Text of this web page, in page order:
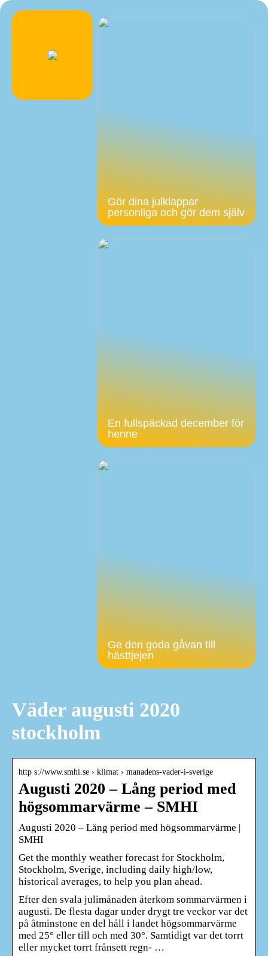
Gör dina julklappar
personliga och gör dem själv
En fullspäckad december för
henne
Ge den goda gåvan till
hästtjejen
Väder augusti 2020
stockholm
http s://www.smhi.se › klimat › manadens-vader-i-sverige
Augusti 2020 – Lång period med
högsommarvärme – SMHI
Augusti 2020 – Lång period med högsommarvärme |
SMHI
Get the monthly weather forecast for Stockholm,
Stockholm, Sverige, including daily high/low,
historical averages, to help you plan ahead.
Efter den svala julimånaden återkom sommarvärmen i
augusti. De flesta dagar under drygt tre veckor var det
på åtminstone en del håll i landet högsommarvärme
med 25° eller till och med 30°. Samtidigt var det torrt
eller mycket torrt frånsett regn- …